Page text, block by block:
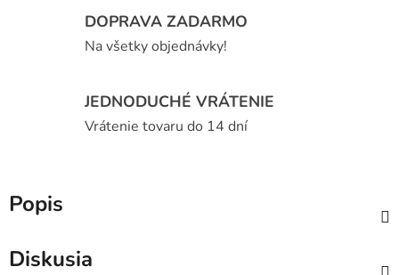
DOPRAVA ZADARMO
Na všetky objednávky!
JEDNODUCHÉ VRÁTENIE
Vrátenie tovaru do 14 dní
Popis
Diskusia